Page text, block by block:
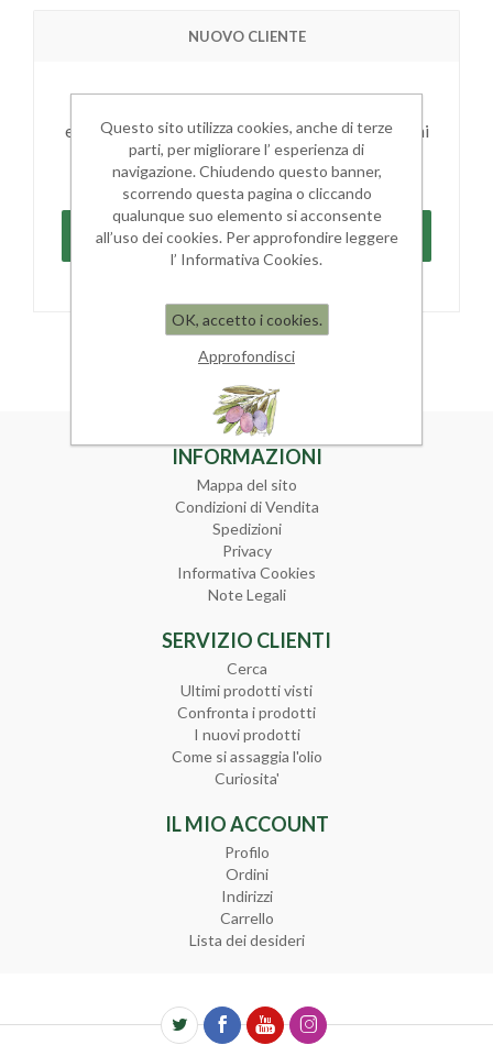
NUOVO CLIENTE
essere sempre aggiornato sullo stato degli ordini
e rivedere la storia degli acquisti effettuati
INFORMAZIONI
Mappa del sito
Condizioni di Vendita
Spedizioni
Privacy
Informativa Cookies
Note Legali
SERVIZIO CLIENTI
Cerca
Ultimi prodotti visti
Confronta i prodotti
I nuovi prodotti
Come si assaggia l'olio
Curiosita'
IL MIO ACCOUNT
Profilo
Ordini
Indirizzi
Carrello
Lista dei desideri
Questo sito utilizza cookies, anche di terze
parti, per migliorare l’ esperienza di
navigazione. Chiudendo questo banner,
scorrendo questa pagina o cliccando
qualunque suo elemento si acconsente
all’uso dei cookies. Per approfondire leggere
l’ Informativa Cookies.
OK, accetto i cookies.
Approfondisci